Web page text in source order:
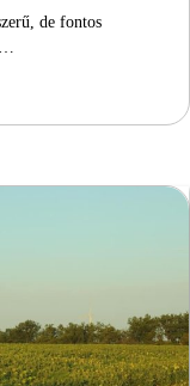
de fontos